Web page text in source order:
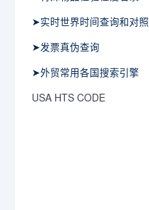
➤实时世界时间查询和对照
➤发票真伪查询
➤外贸常用各国搜索引擎
USA HTS CODE